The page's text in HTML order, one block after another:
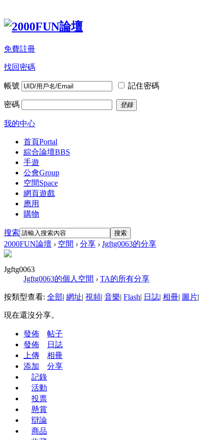
免費註冊
找回密碼
帳號 記住密碼
密碼 登錄
我的中心
首頁Portal
綜合論壇BBS
手遊
公會Group
空間Space
網頁遊戲
應用
購物
搜索 搜索
2000FUN論壇 › 空間 › 分享 › Jgftg0063的分享
Jgftg0063
Jgftg0063的個人空間 › TA的所有分享
按類型查看: 全部| 網址| 視頻| 音樂| Flash| 日誌| 相冊| 圖片|
現在還沒分享。
發佈
帖子
發佈
日誌
上傳
相冊
添加
分享
記錄
活動
投票
懸賞
辯論
商品